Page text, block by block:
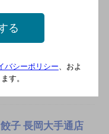
ン。 長岡駅前店
大手口 徒歩1分
子 長岡大手通店
る
バシーポリシー、およ
す。